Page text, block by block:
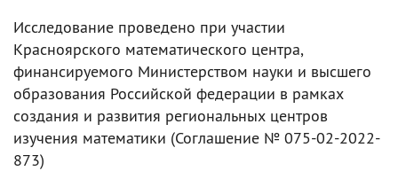
Исследование проведено при участии
Красноярского математического центра,
финансируемого Министерством науки и высшего
образования Российской федерации в рамках
создания и развития региональных центров
изучения математики (Соглашение № 075-02-2022-
873)